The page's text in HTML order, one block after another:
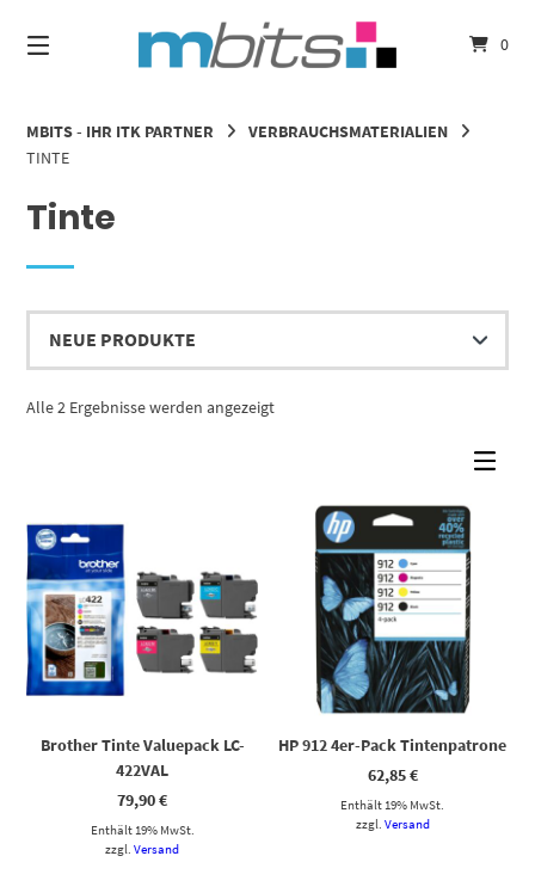
zum
Inhalt
0
MBITS - IHR ITK PARTNER
VERBRAUCHSMATERIALIEN
TINTE
Tinte
Alle 2 Ergebnisse werden angezeigtNach
Brother Tinte Valuepack LC-
422VAL
79,90€
Enthält 19% MwSt.
zzgl.Versand
HP 912 4er-Pack Tintenpatrone
62,85€
Enthält 19% MwSt.
zzgl. Versand